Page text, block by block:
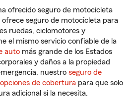
ofrecido seguro de motocicleta
ofrece seguro de motocicleta para
ruedas, ciclomotores y
el mismo servicio confiable de la
auto más grande de los Estados
y daños a la propiedad
nuestro seguro de
de cobertura para que solo
adicional si la necesita.